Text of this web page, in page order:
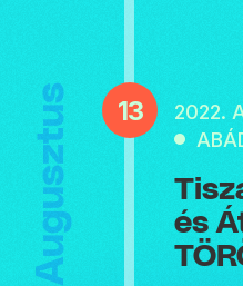
Augusztus 13
2022.
és